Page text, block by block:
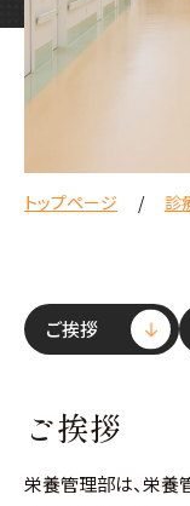
トップページ 診
ご挨拶
ご挨拶
栄養管理部は、栄養